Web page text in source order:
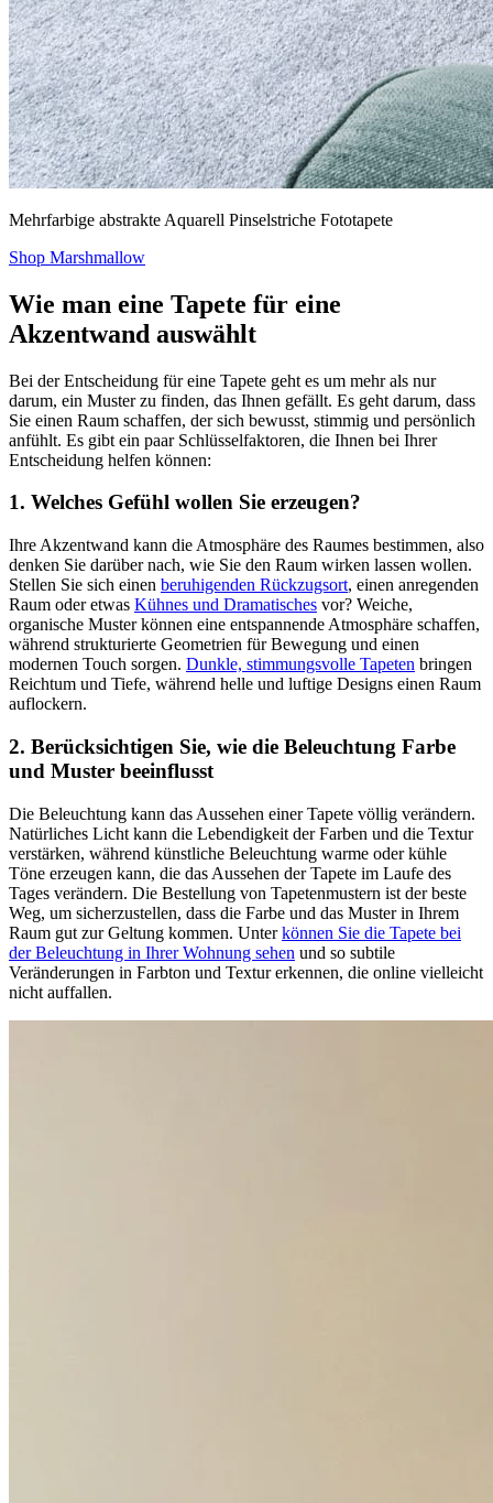
Mehrfarbige abstrakte Aquarell Pinselstriche Fototapete
Shop Marshmallow
Wie man eine Tapete für eine
Akzentwand auswählt
Bei der Entscheidung für eine Tapete geht es um mehr als nur
darum, ein Muster zu finden, das Ihnen gefällt. Es geht darum, dass
Sie einen Raum schaffen, der sich bewusst, stimmig und persönlich
anfühlt. Es gibt ein paar Schlüsselfaktoren, die Ihnen bei Ihrer
Entscheidung helfen können:
1. Welches Gefühl wollen Sie erzeugen?
Ihre Akzentwand kann die Atmosphäre des Raumes bestimmen, also
denken Sie darüber nach, wie Sie den Raum wirken lassen wollen.
Stellen Sie sich einen beruhigenden Rückzugsort, einen anregenden
Raum oder etwas Kühnes und Dramatisches vor? Weiche,
organische Muster können eine entspannende Atmosphäre schaffen,
während strukturierte Geometrien für Bewegung und einen
modernen Touch sorgen. Dunkle, stimmungsvolle Tapeten bringen
Reichtum und Tiefe, während helle und luftige Designs einen Raum
auflockern.
2. Berücksichtigen Sie, wie die Beleuchtung Farbe
und Muster beeinflusst
Die Beleuchtung kann das Aussehen einer Tapete völlig verändern.
Natürliches Licht kann die Lebendigkeit der Farben und die Textur
verstärken, während künstliche Beleuchtung warme oder kühle
Töne erzeugen kann, die das Aussehen der Tapete im Laufe des
Tages verändern. Die Bestellung von Tapetenmustern ist der beste
Weg, um sicherzustellen, dass die Farbe und das Muster in Ihrem
Raum gut zur Geltung kommen. Unterkönnen Sie die Tapete bei
der Beleuchtung in Ihrer Wohnung sehen und so subtile
Veränderungen in Farbton und Textur erkennen, die online vielleicht
nicht auffallen.